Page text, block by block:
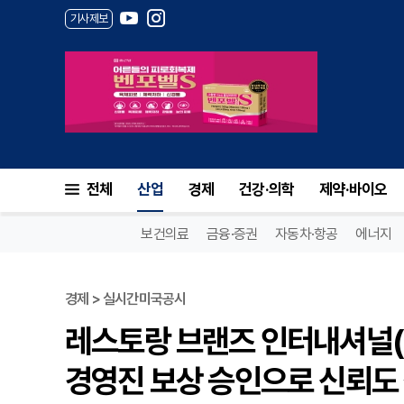
기사제보
전체 산업 경제 건강·의학 제약·바이오
보건의료 금융·증권 자동차·항공 에너지
경제 > 실시간미국공시
레스토랑 브랜즈 인터내셔
경영진 보상 승인으로 신뢰